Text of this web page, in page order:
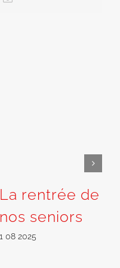
La rentrée de
nos seniors
1 08 2025